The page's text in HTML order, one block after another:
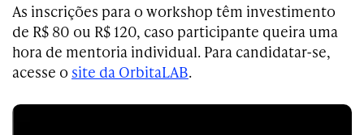
As inscrições para o workshop têm investimento
de R$ 80 ou R$ 120, caso participante queira uma
hora de mentoria individual. Para candidatar-se,
acesse o site da OrbitaLAB.